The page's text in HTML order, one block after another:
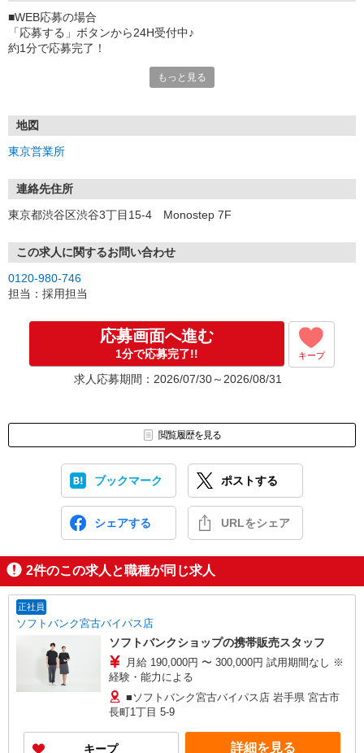
■WEB応募の場合
「応募する」ボタンから24H受付中♪
約1分で応募完了！
①応募から3営業日を目安に、メールorお電話でご連絡します。
★スマホでWEB面接（LINEなど）・出張面接・事務所面接と選べま
す
③面接実施（履歴書不要）
※ご希望があれば、職場見学の調整もOKです！
お気軽にご応募ください♪
もっと見る
地図
東京営業所
連絡先住所
東京都渋谷区渋谷3丁目15-4 Monostep 7F
この求人に関するお問い合わせ
0120-980-746
担当：採用担当
応募画面へ進む
1分で応募完了!! キープ
求人応募期間：2026/07/30～2026/08/31
閲覧履歴を見る
ブックマーク ポストする
シェアする URLをシェア
2件のこの求人と職種が同じ求人
正社員
ソフトバンク宮古バイパス店
ソフトバンクショップの携帯販売スタッフ
月給 190,000円 〜 300,000円 試用期間なし ※
経験・能力による
■ソフトバンク宮古バイパス店 岩手県 宮古市
長町1丁目 5‐9
キープ 詳細を見る